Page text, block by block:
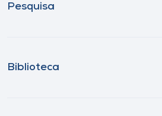
Pesquisa
Biblioteca